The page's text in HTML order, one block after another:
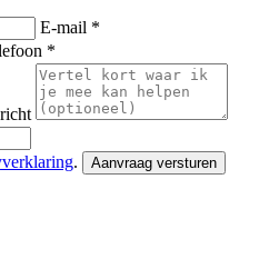
E-mail *
*
. Aanvraag versturen